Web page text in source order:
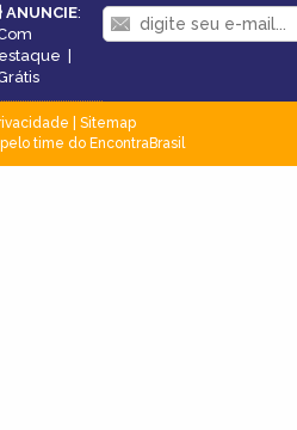
ANUNCIE:
Sitemap
time do EncontraBrasil